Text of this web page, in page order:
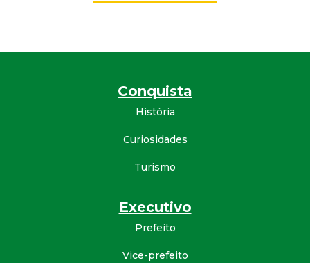
Conquista
História
Curiosidades
Turismo
Executivo
Prefeito
Vice-prefeito